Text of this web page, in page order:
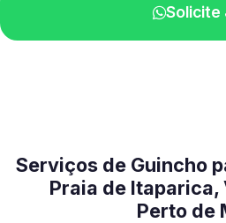
Solicite
Serviços de Guincho
Praia de Itaparica,
Perto de